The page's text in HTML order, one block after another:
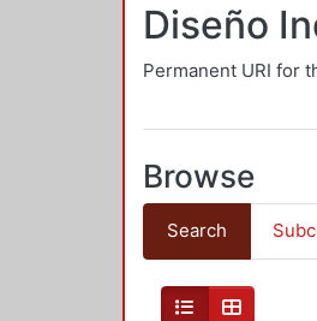
Diseño
Permanent URI for
Browse
Search